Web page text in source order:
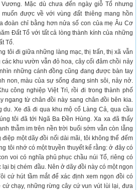
Mặc dù chưa đến ngày giỗ Tổ nhưng
được về với vùng đất thiêng mang hồn
đoàn chỉ bằng hơn nửa số con của mẹ Âu Cơ
Đất Tổ với tất cả lòng thành kính của những
Tổ.
tôi đi giữa những làng mạc, thị trấn, thị xã vẫn
khu vườn vẫn đỏ hoa, cây cối đâm chồi nảy
những cánh đồng cũng đang được bàn tay
non, màu của sự sống đang sinh sôi, nảy nở.
công nghiệp Việt Trì, rồi đi trong thành phố
ngang từ chân đồi này sang chân đồi bên kia.
Xe đã đi qua khu mộ cổ Làng Cả, qua cầu
tôi đã tới Ngã Ba Đền Hùng. Xa xa đã thấy
thẫm im trên nền trời buổi sớm vẫn còn lẵng
một dãy đồi nối dài mãi, tôi không thể đếm
tôi nhớ có một truyền thuyết kể rằng: ở đây có
voi có nghĩa phủ phục chầu núi Tổ, riêng có
bị chém đầu. Nên ở dãy đồi này có một ngọn
cứ hút tầm mắt để xác định xem ngọn đồi có
chạy, những rừng cây cứ vun vút lùi lại, đưa